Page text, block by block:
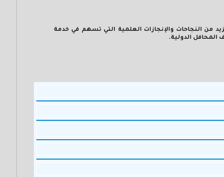
من النجاحات والإنجازات العلمية التي تسهم في خدمة
الدولية.